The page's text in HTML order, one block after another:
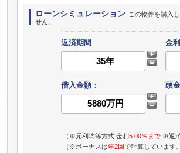
ローンシミュレーション この物件を購入
せん。
返済期間 金利
借入金額：
頭金
（※元利均等方式 金利5.00％まで ※返
（※ボーナスは年2回で計算しています。